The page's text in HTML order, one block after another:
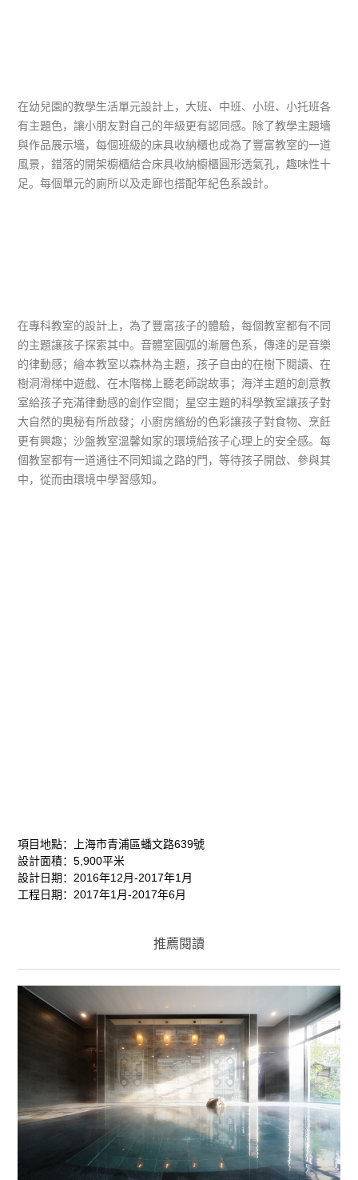
在幼兒園的教學生活單元設計上，大班、中班、小班、小托班各
有主題色，讓小朋友對自己的年級更有認同感。除了教學主題墻
與作品展示墻，每個班級的床具收納櫃也成為了豐富教室的一道
風景，錯落的開架櫥櫃結合床具收納櫥櫃圓形透氣孔，趣味性十
足。每個單元的廁所以及走廊也搭配年紀色系設計。
在專科教室的設計上，為了豐富孩子的體驗，每個教室都有不同
的主題讓孩子探索其中。音體室圓弧的漸層色系，傳達的是音樂
的律動感；繪本教室以森林為主題，孩子自由的在樹下閱讀、在
樹洞滑梯中遊戲、在木階梯上聽老師說故事；海洋主題的創意教
室給孩子充滿律動感的創作空間；星空主題的科學教室讓孩子對
大自然的奧秘有所啟發；小廚房繽紛的色彩讓孩子對食物、烹飪
更有興趣；沙盤教室溫馨如家的環境給孩子心理上的安全感。每
個教室都有一道通往不同知識之路的門，等待孩子開啟、參與其
中，從而由環境中學習感知。
項目地點：上海市青浦區蟠文路639號
設計面積：5,900平米
設計日期：2016年12月-2017年1月
工程日期：2017年1月-2017年6月
推薦閱讀